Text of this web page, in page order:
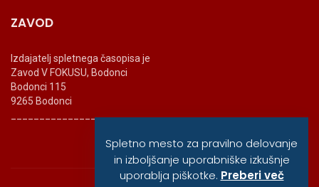
ZAVOD
Izdajatelj spletnega časopisa je
Zavod V FOKUSU, Bodonci
Bodonci 115
9265 Bodonci
_______________________
Spletno mesto za pravilno delovanje
in izboljšanje uporabniške izkušnje
uporablja piškotke. Preberi več